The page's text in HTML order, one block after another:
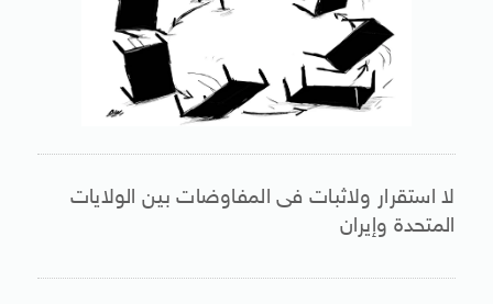
لا استقرار ولاثبات فى المفاوضات بين الولايات
المتحدة وإيران